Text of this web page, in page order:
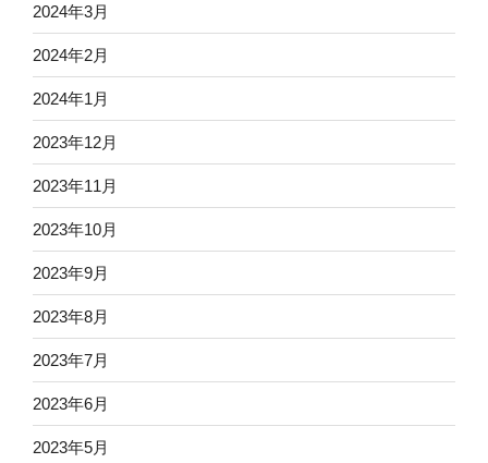
2024年3月
2024年2月
2024年1月
2023年12月
2023年11月
2023年10月
2023年9月
2023年8月
2023年7月
2023年6月
2023年5月